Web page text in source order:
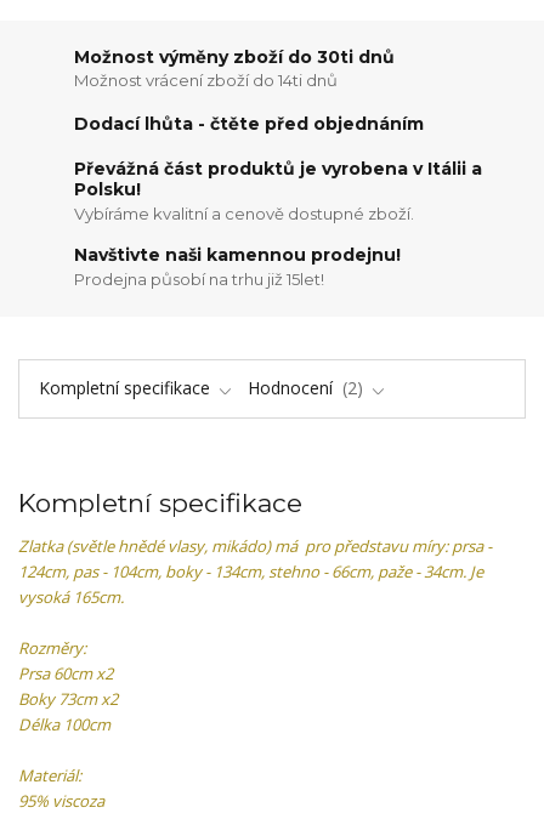
Možnost výměny zboží do 30ti dnů
Možnost vrácení zboží do 14ti dnů
Dodací lhůta - čtěte před objednáním
Převážná část produktů je vyrobena v Itálii a
Polsku!
Vybíráme kvalitní a cenově dostupné zboží.
Navštivte naši kamennou prodejnu!
Prodejna působí na trhu již 15let!
Kompletní specifikace Hodnocení 2
Kompletní specifikace
Zlatka (světle hnědé vlasy, mikádo) má pro představu míry: prsa -
124cm, pas - 104cm, boky - 134cm, stehno - 66cm, paže - 34cm. Je
vysoká 165cm.
Rozměry:
Prsa 60cm x2
Boky 73cm x2
Délka 100cm
Materiál:
95% viscoza